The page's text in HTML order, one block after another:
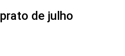
de julho